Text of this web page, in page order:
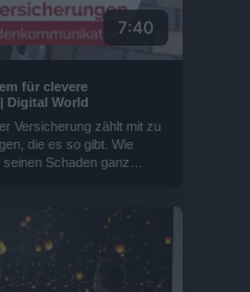
7:40
für clevere
Digital World
Versicherung zählt mit zu
die es so gibt. Wie
Schaden ganz
auch noch sofort
erhält. Ein Start-up schafft
digital und